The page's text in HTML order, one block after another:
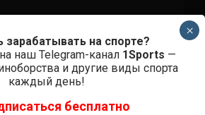
Круз — Деметриус Джонсон
на спорте?
наш Telegram-канал 1Sports —
и другие виды спорта
каждый день!
бесплатно
×